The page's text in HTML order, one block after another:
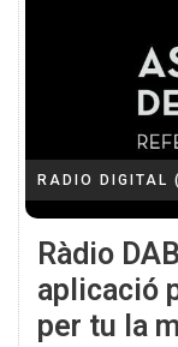
RADIO DIGITAL
Ràdio
aplicació
per tu la